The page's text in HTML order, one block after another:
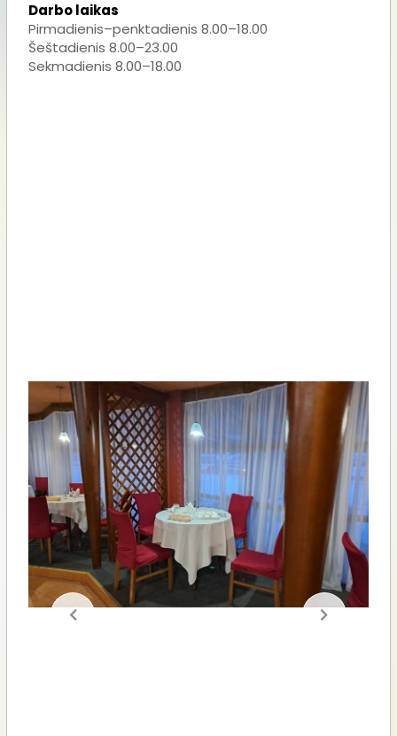
Darbo laikas
Pirmadienis–penktadienis 8.00–18.00
Šeštadienis 8.00–23.00
Sekmadienis 8.00–18.00